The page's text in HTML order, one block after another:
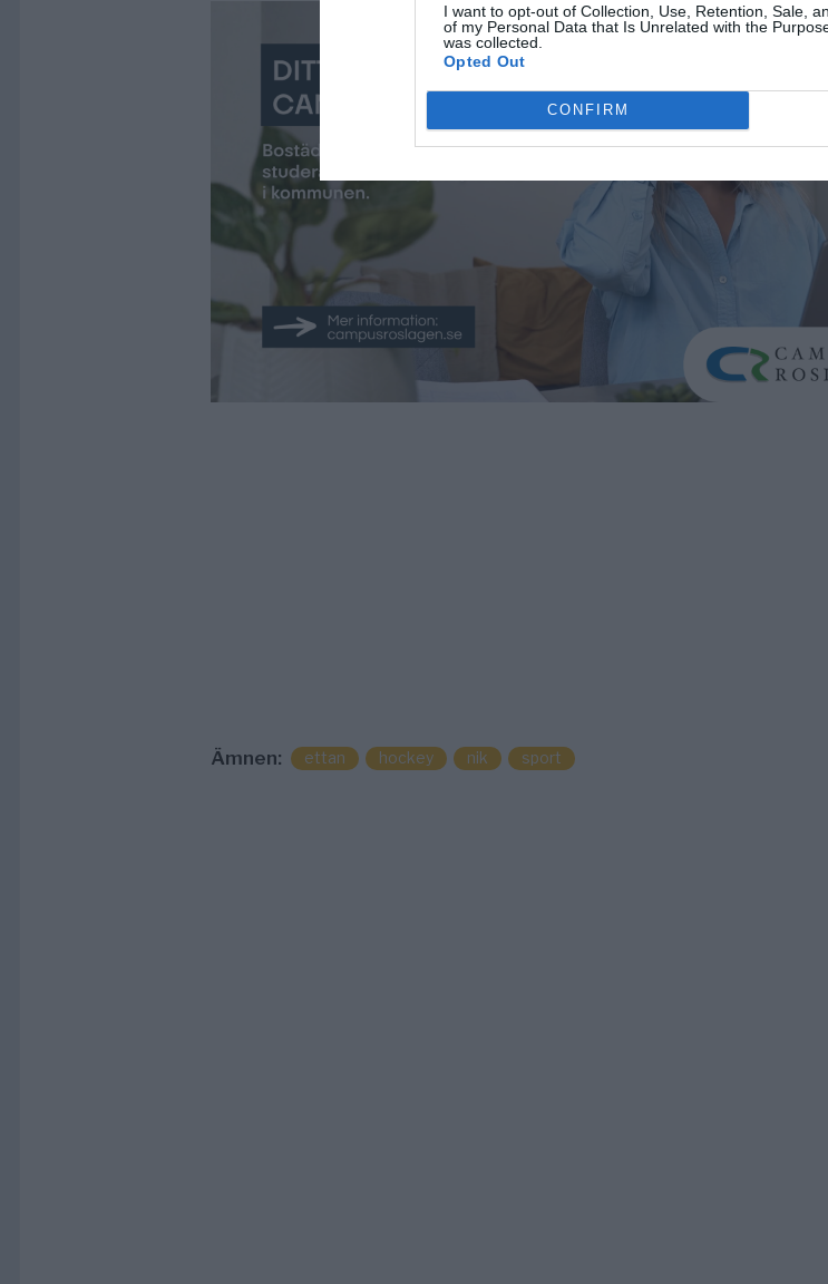
I want to opt-out of Collection, Use, Retention, Sale,
of my Personal Data that Is Unrelated with the
was collected.
Opted Out
CONFIRM
Ämnen: ettan hockey nik sport